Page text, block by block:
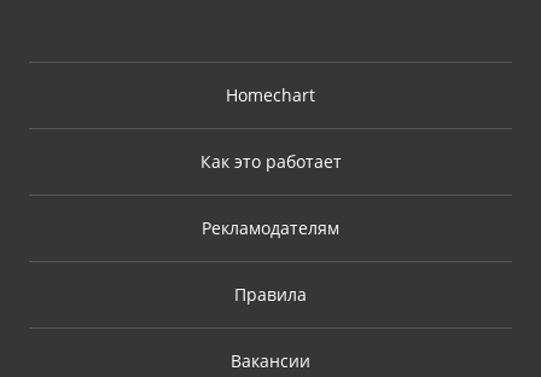
Homechart
Как это работает
Рекламодателям
Правила
Вакансии